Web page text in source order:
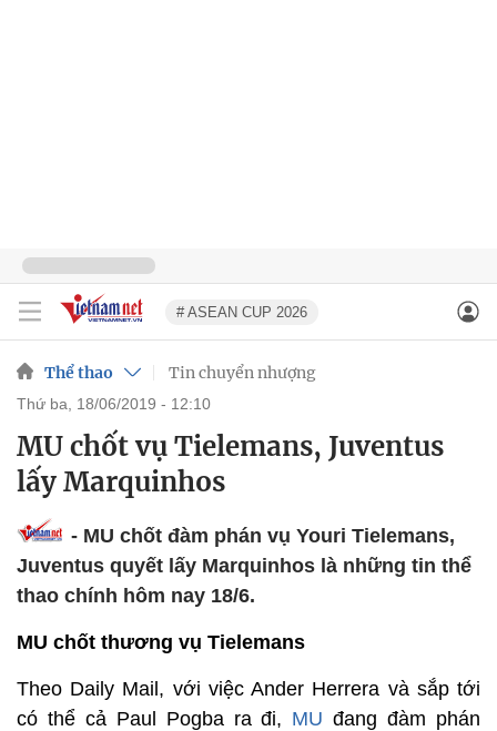
# ASEAN CUP 2026
Thể thao Tin chuyển nhượng
thứ ba, 18/06/2019 - 12:10
MU chốt vụ Tielemans, Juventus
lấy Marquinhos
- MU chốt đàm phán vụ Youri Tielemans,
Juventus quyết lấy Marquinhos là những tin thể
thao chính hôm nay 18/6.
MU chốt thương vụ Tielemans
Theo Daily Mail, với việc Ander Herrera và sắp tới
có thể cả Paul Pogba ra đi, MU đang đàm phán